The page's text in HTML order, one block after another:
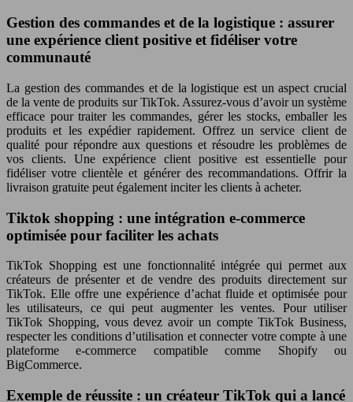
Gestion des commandes et de la logistique : assurer
une expérience client positive et fidéliser votre
communauté
La gestion des commandes et de la logistique est un aspect crucial
de la vente de produits sur TikTok. Assurez-vous d’avoir un système
efficace pour traiter les commandes, gérer les stocks, emballer les
produits et les expédier rapidement. Offrez un service client de
qualité pour répondre aux questions et résoudre les problèmes de
vos clients. Une expérience client positive est essentielle pour
fidéliser votre clientèle et générer des recommandations. Offrir la
livraison gratuite peut également inciter les clients à acheter.
Tiktok shopping : une intégration e-commerce
optimisée pour faciliter les achats
TikTok Shopping est une fonctionnalité intégrée qui permet aux
créateurs de présenter et de vendre des produits directement sur
TikTok. Elle offre une expérience d’achat fluide et optimisée pour
les utilisateurs, ce qui peut augmenter les ventes. Pour utiliser
TikTok Shopping, vous devez avoir un compte TikTok Business,
respecter les conditions d’utilisation et connecter votre compte à une
plateforme e-commerce compatible comme Shopify ou
BigCommerce.
Exemple de réussite : un créateur TikTok qui a lancé